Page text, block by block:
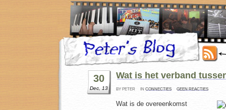
30
Dec, 13
Wat is het verband
BY PETER IN CONNECTIES GEEN REACTIES
Wat is de overeenkomst